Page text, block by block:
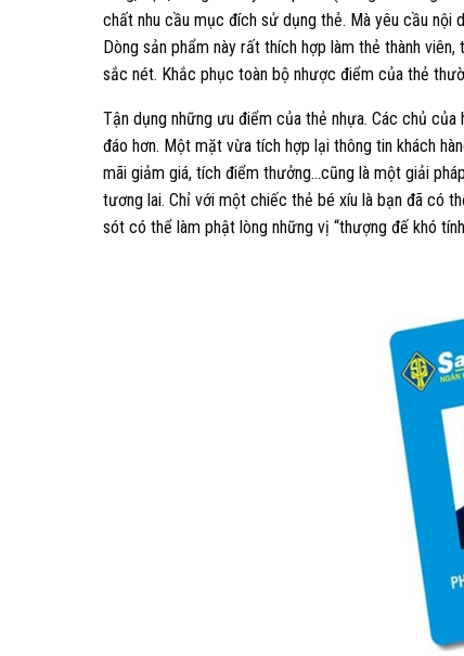
chất nhu cầu mục đích sử dụng thẻ. Mà yêu cầu nội
Dòng sản phẩm này rất thích hợp làm thẻ thành
sắc nét. Khắc phục toàn bộ nhược điểm của thẻ
Tận dụng những ưu điểm của thẻ nhựa. Các chủ
đáo hơn. Một mặt vừa tích hợp lại thông tin khách
mãi giảm giá, tích điểm thưởng…cũng là một giải
tương lai. Chỉ với một chiếc thẻ bé xíu là bạn đã có
sót có thể làm phật lòng những vị “thượng đế khó